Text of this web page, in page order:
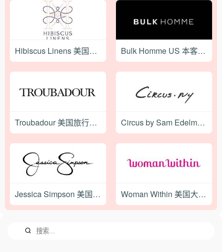
Hibiscus Linens 美国手工刺绣居家产品购物网站 Bulk Homme US 本客-日本男士护肤品牌美国官网
Troubadour 美国旅行背包品牌购物网站 Circus by Sam Edelman 美国女鞋品牌购物网站
Jessica Simpson 美国时尚鞋服品牌购物网站 Woman Within 美国大码女装品牌购物网站